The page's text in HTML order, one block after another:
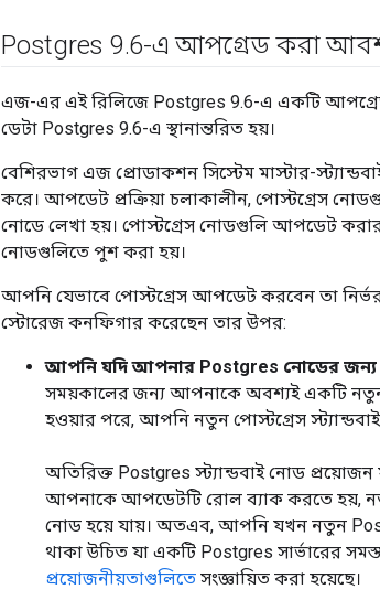
Postgres 9.6-এ আপগ্রেড করা
এজ-এর এই রিলিজে Postgres 9.6-এ একটি আপগ্রেড
ডেটা Postgres 9.6-এ স্থানান্তরিত হয়।
বেশিরভাগ এজ প্রোডাকশন সিস্টেম মাস্টার-
করে। আপডেট প্রক্রিয়া চলাকালীন, পোস্টগ্রেস
নোডে লেখা হয়। পোস্টগ্রেস নোডগুলি আপডেট
নোডগুলিতে পুশ করা হয়।
আপনি যেভাবে পোস্টগ্রেস আপডেট করবেন তা
স্টোরেজ কনফিগার করেছেন তার উপর:
আপনি যদি আপনার Postgres নোডের জন্য
সময়কালের জন্য আপনাকে অবশ্যই একটি নতুন
হওয়ার পরে, আপনি নতুন পোস্টগ্রেস
অতিরিক্ত Postgres স্ট্যান্ডবাই নোড
আপনাকে আপডেটটি রোল ব্যাক করতে হয়, নতুন
নোড হয়ে যায়। অতএব, আপনি যখন নতুন
থাকা উচিত যা একটি Postgres সার্ভারের
প্রয়োজনীয়তাগুলিতে সংজ্ঞায়িত করা হয়েছে।